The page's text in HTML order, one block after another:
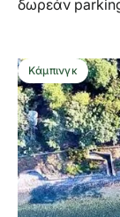
δωρεάν
Κάμπινγκ